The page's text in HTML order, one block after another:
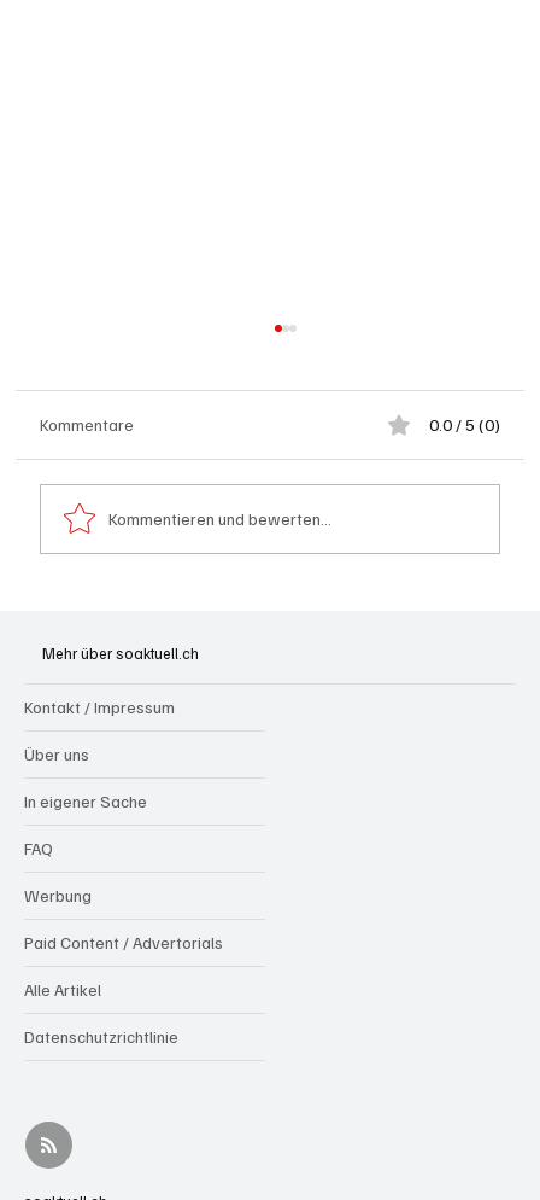
Schulanfang: Achtung Kinder
Kommentare 0.0 / 5 (0)
Kommentieren und bewerten...
Mehr über soaktuell.ch
Kontakt / Impressum
Über uns
In eigener Sache
FAQ
Werbung
Paid Content / Advertorials
Alle Artikel
Datenschutzrichtlinie